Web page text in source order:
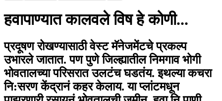
हवापाण्यात कालवले विष हे कोणी...
प्रदूषण रोखण्यासाठी वेस्ट मॅनेजमेंटचे प्रकल्प
उभारले जातात. पण पुणे जिल्ह्यातील निमगाव भोगी
भोवतालच्या परिसरात उलटंच घडतंय. इथल्या कचरा
नि:सरण केंद्रानं कहर केलाय. या प्लांटमधून